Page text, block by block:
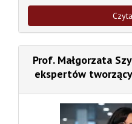
Prof. Małgorzata
ekspertów